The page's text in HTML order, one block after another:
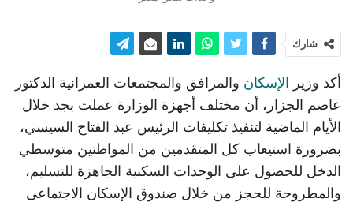
شارك
أكد وزير الإسكان والمرافق والمجتمعات العمرانية الدكتور
عاصم الجزار، أن مختلف أجهزة الوزارة عملت بجد خلال
الأيام الماضية لتنفيذ تكليفات الرئيس عبد الفتاح السيسي،
بضرورة استيعاب كل المتقدمين من المواطنين متوسطي
الدخل للحصول على الوحدات السكنية الجاهزة للتسليم،
والمطروحة للحجز من خلال صندوق الإسكان الاجتماعى